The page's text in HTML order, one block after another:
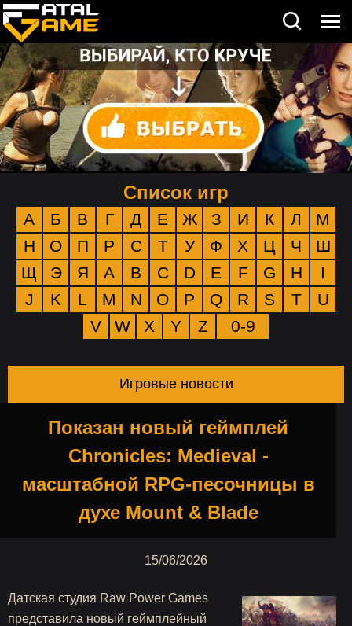
Список игр
А Б В Г Д Е Ж З И К Л
М
Н
О П Р С Т У Ф Х Ц Ч
Ш
Щ
Э Я A B C D E F G H
I
J
K L M N O P Q R S T
U
V
W X Y Z 0-9
Игровые новости
Показан новый геймплей
Chronicles: Medieval -
масштабной RPG-песочницы в
духе Mount & Blade
15/06/2026
Датская студия Raw Power Games
представила новый геймплейный